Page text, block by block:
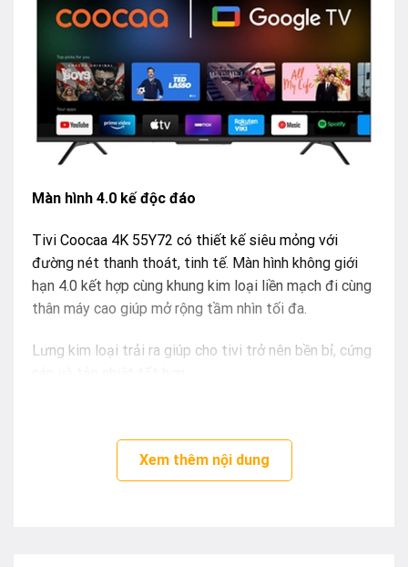
Màn hình 4.0 kế độc đáo
Tivi Coocaa 4K 55Y72 có thiết kế siêu mỏng với
đường nét thanh thoát, tinh tế. Màn hình không giới
hạn 4.0 kết hợp cùng khung kim loại liền mạch đi cùng
thân máy cao giúp mở rộng tầm nhìn tối đa.
Lưng kim loại trải ra giúp cho tivi trở nên bền bỉ, cứng
không gian có diện tích rộng lớn như phòng họp, phòng
Xem thêm nội dung